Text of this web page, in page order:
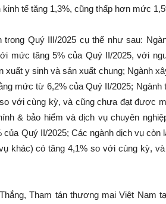
kinh tế tăng 1,3%, cũng thấp hơn mức
trong Quý III/2025 cụ thể như sau:
mức tăng 5% của Quý II/2025, với
xuất y sinh và sản xuất chung; Ngành
mức từ 6,2% của Quý II/2025;
với cùng kỳ, và cũng chưa đạt được
& bảo hiểm và dịch vụ chuyên
Quý II/2025; Các ngành dịch vụ còn
khác) có tăng 4,1% so với cùng kỳ,
Tham tán thương mại Việt Nam